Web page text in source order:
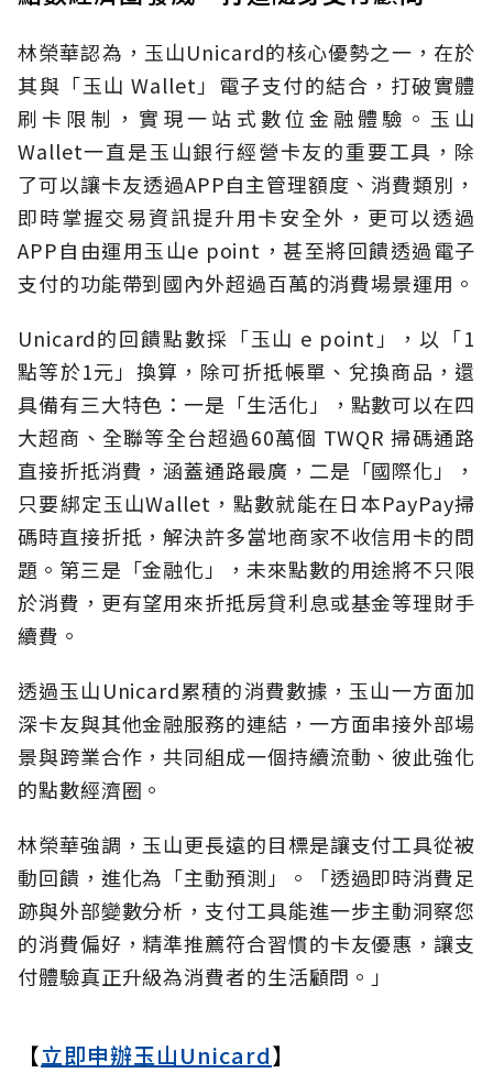
林榮華認為，玉山Unicard的核心優勢之一，在於
其與「玉山 Wallet」電子支付的結合，打破實體
刷卡限制，實現一站式數位金融體驗。玉山
Wallet一直是玉山銀行經營卡友的重要工具，除
了可以讓卡友透過APP自主管理額度、消費類別，
即時掌握交易資訊提升用卡安全外，更可以透過
APP自由運用玉山e point，甚至將回饋透過電子
支付的功能帶到國內外超過百萬的消費場景運用。
Unicard的回饋點數採「玉山 e point」，以「1
點等於1元」換算，除可折抵帳單、兌換商品，還
具備有三大特色：一是「生活化」，點數可以在四
大超商、全聯等全台超過60萬個 TWQR 掃碼通路
直接折抵消費，涵蓋通路最廣，二是「國際化」，
只要綁定玉山Wallet，點數就能在日本PayPay掃
碼時直接折抵，解決許多當地商家不收信用卡的問
題。第三是「金融化」，未來點數的用途將不只限
於消費，更有望用來折抵房貸利息或基金等理財手
續費。
透過玉山Unicard累積的消費數據，玉山一方面加
深卡友與其他金融服務的連結，一方面串接外部場
景與跨業合作，共同組成一個持續流動、彼此強化
的點數經濟圈。
林榮華強調，玉山更長遠的目標是讓支付工具從被
動回饋，進化為「主動預測」。「透過即時消費足
跡與外部變數分析，支付工具能進一步主動洞察您
的消費偏好，精準推薦符合習慣的卡友優惠，讓支
付體驗真正升級為消費者的生活顧問。」
【立即申辦玉山Unicard】